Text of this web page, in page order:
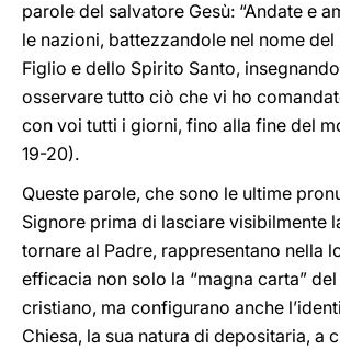
parole del salvatore Gesù: “Andate e
le nazioni, battezzandole nel nome del
Figlio e dello Spirito Santo,
osservare tutto ciò che vi ho
con voi tutti i giorni, fino alla fine del
19-20).
Queste parole, che sono le ultime
Signore prima di lasciare visibilmente
tornare al Padre, rappresentano nella
efficacia non solo la “magna carta”
cristiano, ma configurano anche
Chiesa, la sua natura di depositaria, a